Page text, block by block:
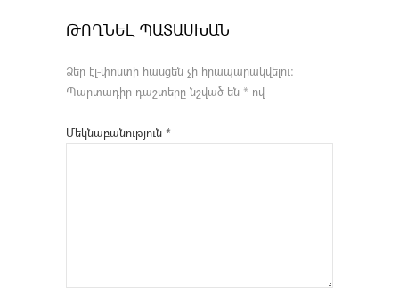
ԹՈՂՆԵԼ ՊԱՏԱՍԽԱՆ
Ձեր էլ-փոստի հասցեն չի հրապարակվելու։
Պարտադիր դաշտերը նշված են *-ով
Մեկնաբանություն *